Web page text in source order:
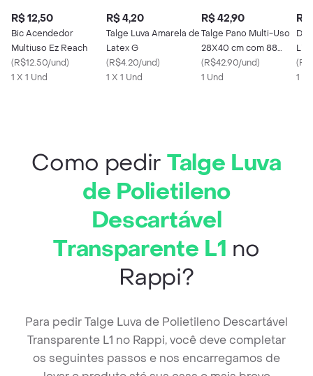
R$ 12,50
Bic Acendedor
Multiuso Ez Reach
(R$12.50/und)
1 X 1 Und
R$ 4,20
Talge Luva Amarela de
Latex G
(R$4.20/und)
1 X 1 Und
R$ 42,90
Talge Pano Multi-Uso
28X40 cm com 88
Panos Wiperplus
Pro70
(R$42.90/und)
1 Und
R$
Und
(
1 X
Como pedir Talge Luva
de Polietileno
Descartável
Transparente L1 no
Rappi?
Para pedir Talge Luva de Polietileno Descartável
Transparente L1 no Rappi, você deve completar
os seguintes passos e nos encarregamos de